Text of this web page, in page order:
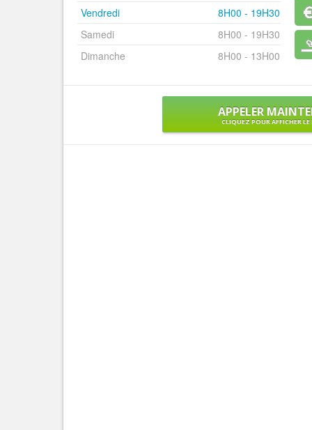
Vendredi
8H00 - 19H30
Samedi
8H00 - 19H30
Dimanche
8H00 - 13H00
APPELER
CLIQUEZ POUR AFFICHER